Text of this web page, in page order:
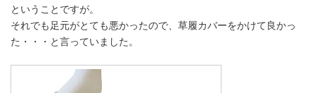
ということですが。
それでも足元がとても悪かったので、草履カバーをかけて良かっ
た ・・・と言っていました。